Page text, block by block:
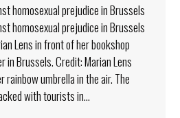
homosexual prejudice in Brussels
homosexual prejudice in Brussels
Lens in front of her bookshop
in Brussels. Credit: Marian Lens
rainbow umbrella in the air. The
with tourists in…